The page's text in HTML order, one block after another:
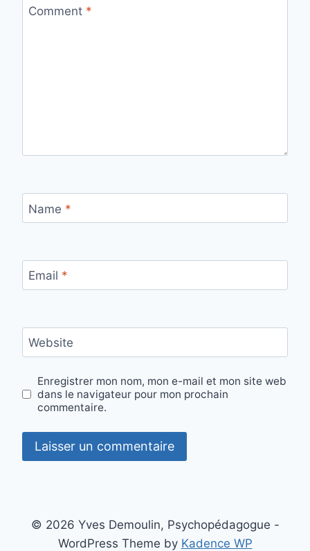
Comment *
Name *
Email *
Website
Enregistrer mon nom, mon e-mail et mon site web
dans le navigateur pour mon prochain
commentaire.
© 2026 Yves Demoulin, Psychopédagogue -
WordPress Theme by Kadence WP